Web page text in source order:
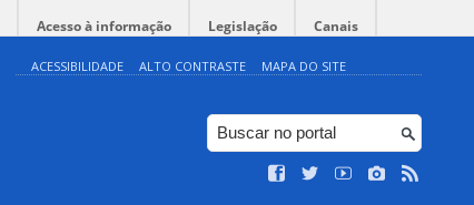
Acesso à informação Legislação Canais
ACESSIBILIDADE ALTO CONTRASTE MAPA DO SITE